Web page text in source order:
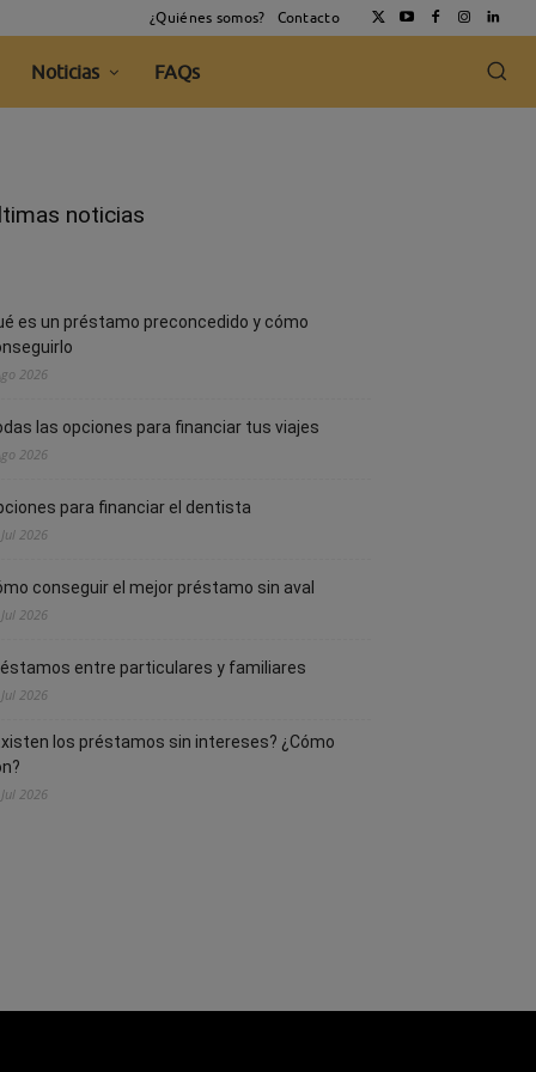
¿Quiénes somos? Contacto
Noticias FAQs
noticias
es un préstamo preconcedido y cómo
2026
las opciones para financiar tus viajes
2026
para financiar el dentista
2026
conseguir el mejor préstamo sin aval
2026
entre particulares y familiares
2026
los préstamos sin intereses? ¿Cómo
2026